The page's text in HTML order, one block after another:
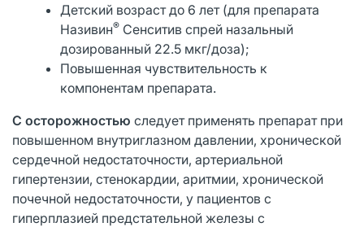
Детский возраст до 6 лет (для препарата
Називин® Сенситив спрей назальный
дозированный 22.5 мкг/доза);
Повышенная чувствительность к
компонентам препарата.
С осторожностью следует применять препарат при
повышенном внутриглазном давлении, хронической
сердечной недостаточности, артериальной
гипертензии, стенокардии, аритмии, хронической
почечной недостаточности, у пациентов с
гиперплазией предстательной железы с